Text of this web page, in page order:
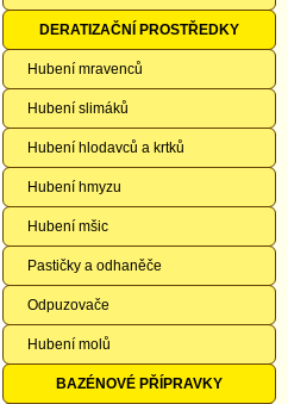
DERATIZAČNÍ PROSTŘEDKY
Hubení mravenců
Hubení slimáků
Hubení hlodavců a krtků
Hubení hmyzu
Hubení mšic
Pastičky a odhaněče
Odpuzovače
Hubení molů
BAZÉNOVÉ PŘÍPRAVKY